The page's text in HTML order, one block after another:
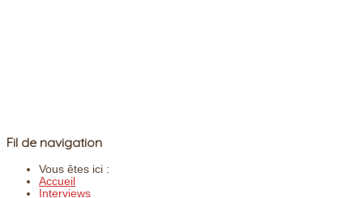
Fil de navigation
Vous êtes ici :
Accueil
Interviews